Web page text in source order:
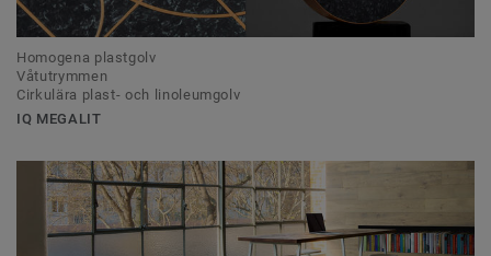
Homogena plastgolv
Våtutrymmen
Cirkulära plast- och linoleumgolv
IQ MEGALIT